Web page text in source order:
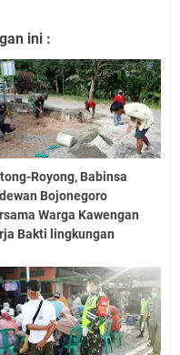
ini :
Royong, Babinsa
Bojonegoro
Warga Kawengan
Bakti lingkungan